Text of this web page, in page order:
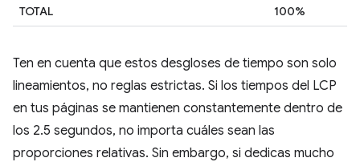
TOTAL
100%
Ten en cuenta que estos desgloses de tiempo son solo
lineamientos, no reglas estrictas. Si los tiempos del LCP
en tus páginas se mantienen constantemente dentro de
los 2.5 segundos, no importa cuáles sean las
proporciones relativas. Sin embargo, si dedicas mucho